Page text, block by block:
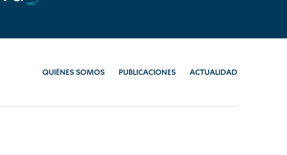
QUIÉNES SOMOS PUBLICACIONES ACTUALIDAD